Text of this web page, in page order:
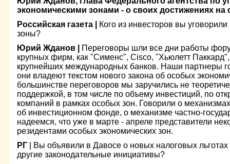
экономическими зонами - о своих достижениях
Российская газета |
Кого из инвесторов вы
зоны?
Юрий Жданов |
Переговоры шли все дни работы
крупных фирм, как "Сименс", Cisco, "Хьюлетт
крупнейших международных банков. Наши партнеры
они владеют текстом нового закона об особых
большинстве переговоров мы заручились не
поддержкой, в том числе по объему инвестиций, по
компаний в рамках особых зон. Говорили о
об инвестиционном фонде, о механизме частно-
надеемся, что уже в марте - апреле представители
резидентами особых экономических зон.
РГ | Вы объявили в Давосе о новых налоговых льготах
другие законодательные инициативы?